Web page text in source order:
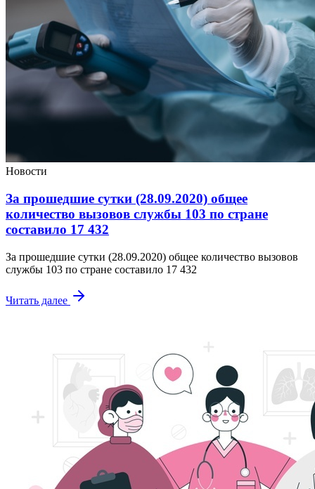
Новости
За прошедшие сутки (28.09.2020) общее
количество вызовов службы 103 по стране
составило 17 432
За прошедшие сутки (28.09.2020) общее количество вызовов
службы 103 по стране составило 17 432
Читать далее